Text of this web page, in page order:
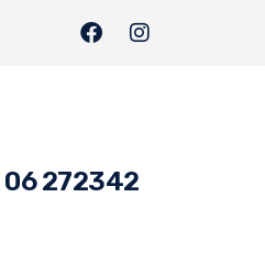
06 272342